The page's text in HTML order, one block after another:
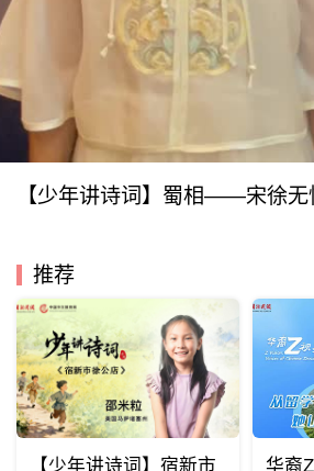
【少年讲诗词】蜀相——宋徐无
推荐
【少年讲诗词】宿新市
华裔